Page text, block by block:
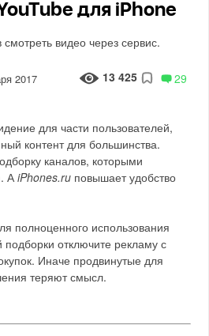
для iPhone
видео через сервис.
2017 13 425 29
для части пользователей,
контент для большинства.
каналов, которыми
АiPhones.ru повышает удобство
полноценного использования
отключите рекламу с
Иначе продвинутые для
теряют смысл.